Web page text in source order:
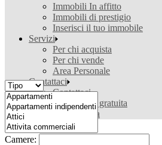
Immobili In affitto
Immobili di prestigio
Inserisci il tuo immobile
Servizi
Per chi acquista
Per chi vende
Area Personale
Contattaci
Contattaci
Valutazione gratuita
Ricerca casa
Camere: